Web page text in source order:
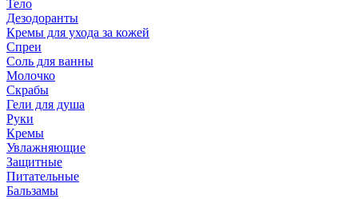
Тело
Дезодоранты
Кремы для ухода за кожей
Спреи
Соль для ванны
Молочко
Скрабы
Гели для душа
Руки
Кремы
Увлажняющие
Защитные
Питательные
Бальзамы